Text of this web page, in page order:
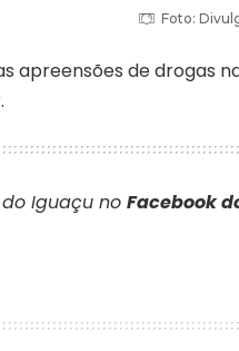
Foto:
apreensões de drogas
Iguaçu no Facebook